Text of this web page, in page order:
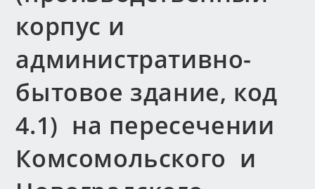
корпус и
административно-
бытовое здание, код
4.1) на пересечении
Комсомольского и